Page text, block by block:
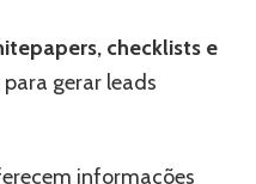
checklists e
gerar leads
informações